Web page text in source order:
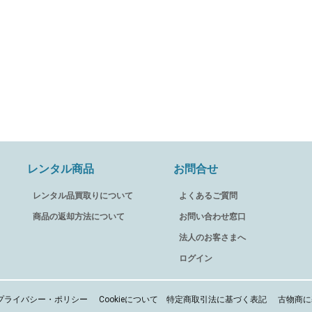
レンタル商品
レンタル品買取りについて
商品の返却方法について
お問合せ
よくあるご質問
お問い合わせ窓口
法人のお客さまへ
ログイン
ライバシー・ポリシー Cookieについて 特定商取引法に基づく表記 古物商